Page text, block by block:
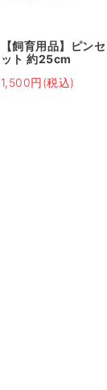
【飼育用品】ピンセ
ット 約25cm
1,500円(税込)